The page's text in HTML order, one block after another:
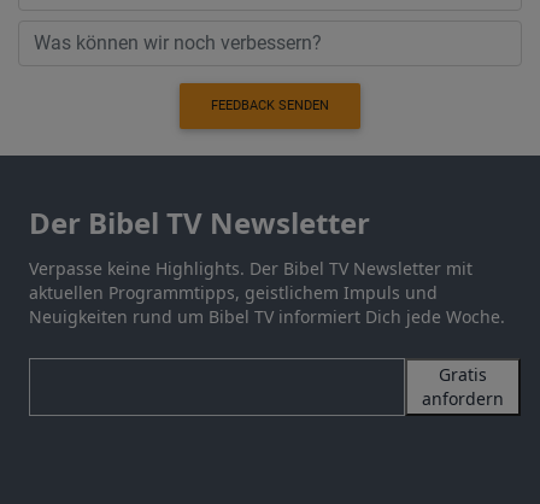
FEEDBACK SENDEN
Der Bibel TV Newsletter
Verpasse keine Highlights. Der Bibel TV Newsletter mit
aktuellen Programmtipps, geistlichem Impuls und
Neuigkeiten rund um Bibel TV informiert Dich jede Woche.
Gratis
anfordern